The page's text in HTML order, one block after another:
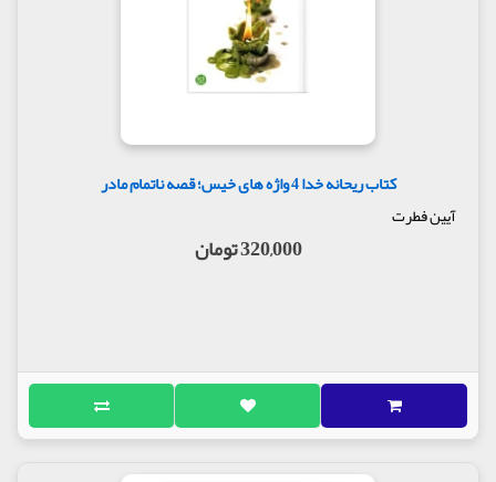
کتاب ریحانه خدا 4 واژه های خیس؛ قصه ناتمام مادر
آیین فطرت
320,000 تومان